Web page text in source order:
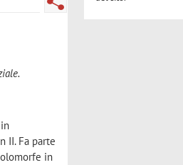
II. Fa parte
in